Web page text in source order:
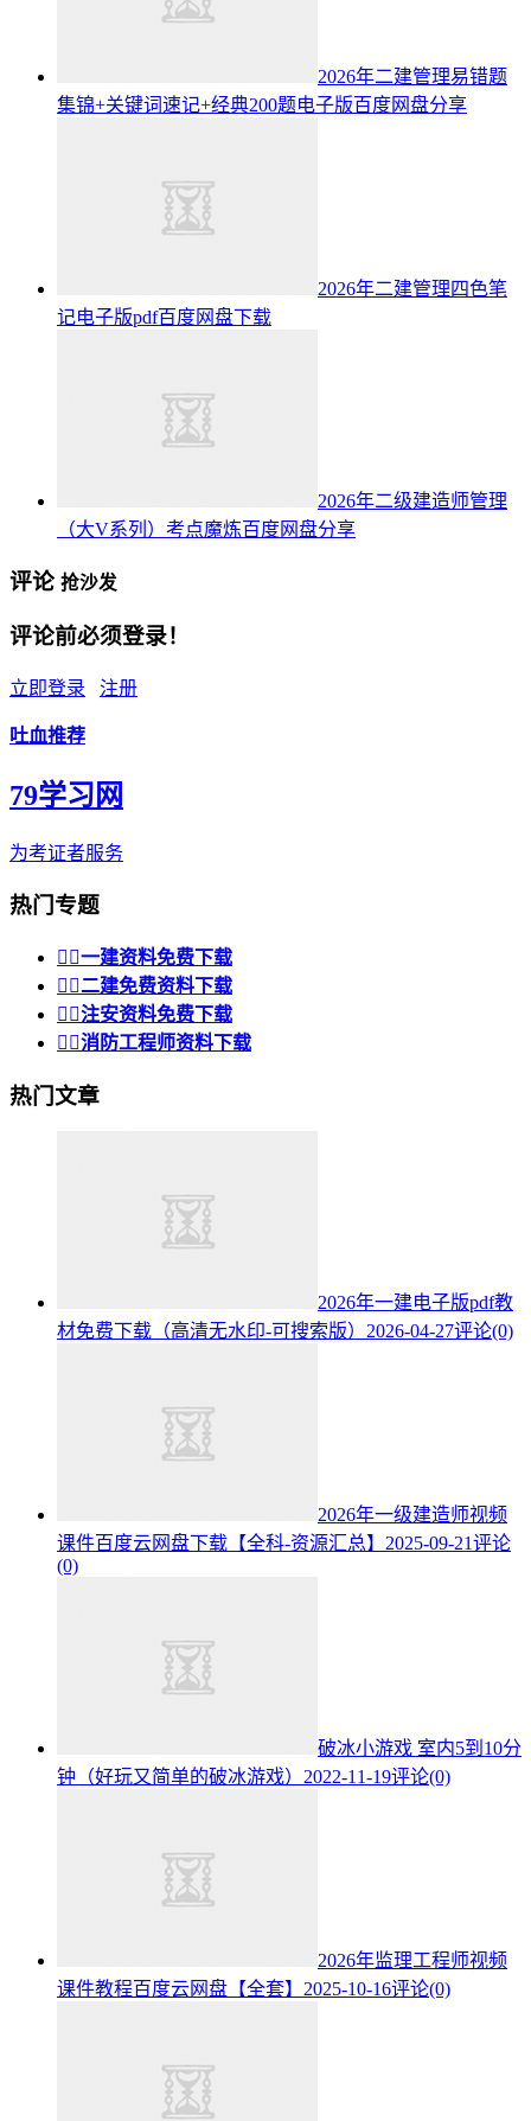
2026年二建管理易错题
集锦+关键词速记+经典200题电子版百度网盘分享
2026年二建管理四色笔
记电子版pdf百度网盘下载
2026年二级建造师管理
（大V系列）考点魔炼百度网盘分享
评论 抢沙发
评论前必须登录！
立即登录 注册
吐血推荐
79学习网
为考证者服务
热门专题
 一建资料免费下载
 二建免费资料下载
 注安资料免费下载
 消防工程师资料下载
热门文章
2026年一建电子版pdf教
材免费下载（高清无水印-可搜索版） 2026-04-27评论(0)
2026年一级建造师视频
课件百度云网盘下载【全科-资源汇总】 2025-09-21评论
(0)
破冰小游戏 室内5到10分
钟（好玩又简单的破冰游戏） 2022-11-19评论(0)
2026年监理工程师视频
课件教程百度云网盘【全套】 2025-10-16评论(0)